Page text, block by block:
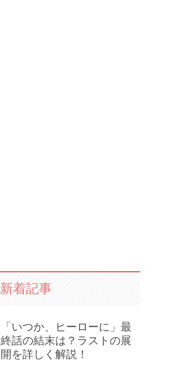
新着記事
「いつか、ヒーローに」最
終話の結末は？ラストの展
開を詳しく解説！